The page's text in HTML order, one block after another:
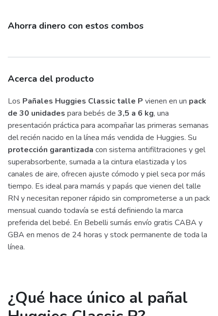
Ahorra dinero con estos combos
Acerca del producto
Los Pañales Huggies Classic talle P vienen en un pack
de 30 unidades para bebés de 3,5 a 6 kg, una
presentación práctica para acompañar las primeras semanas
del recién nacido en la línea más vendida de Huggies. Su
protección garantizada con sistema antifiltraciones y gel
superabsorbente, sumada a la cintura elastizada y los
canales de aire, ofrecen ajuste cómodo y piel seca por más
tiempo. Es ideal para mamás y papás que vienen del talle
RN y necesitan reponer rápido sin comprometerse a un pack
mensual cuando todavía se está definiendo la marca
preferida del bebé. En Bebelli sumás envío gratis CABA y
GBA en menos de 24 horas y stock permanente de toda la
línea.
¿Qué hace único al pañal